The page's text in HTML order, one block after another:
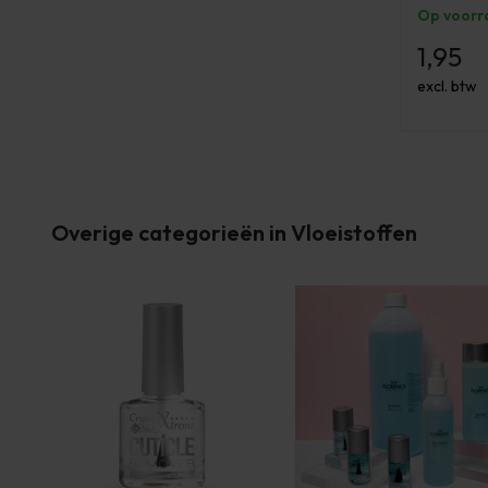
Op
1,95
excl. btw
Overige categorieën in Vloeistoffen